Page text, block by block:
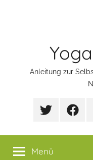
Anleitung zur
X/Twitter
Menü